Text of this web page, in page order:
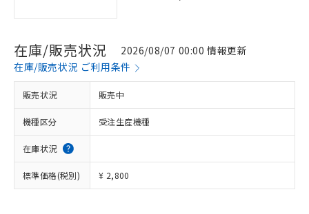
在庫/販売状況
2026/08/07 00:00 情報更新
在庫/販売状況 ご利用条件
販売状況 販売中
機種区分 受注生産機種
在庫状況
標準価格(税別) ¥ 2,800